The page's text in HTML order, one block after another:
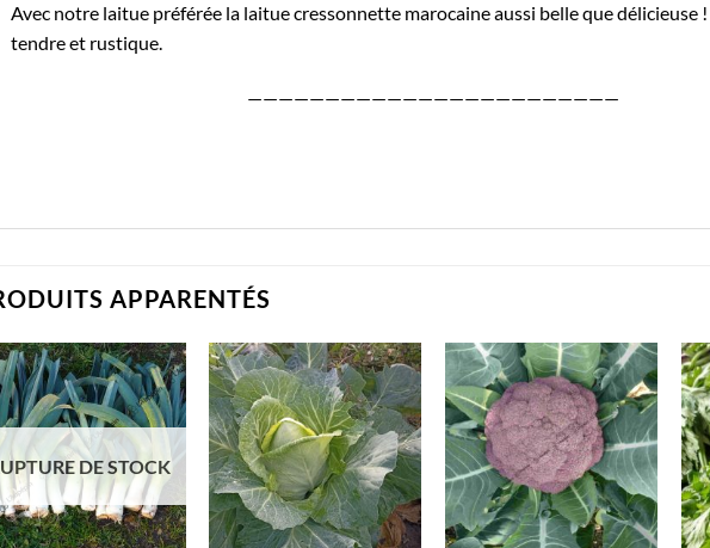
Avec notre laitue préférée la laitue cressonnette marocaineaussi belle que délicieuse
tendre et rustique.
————————————————————————
APPARENTÉS
DE STOCK